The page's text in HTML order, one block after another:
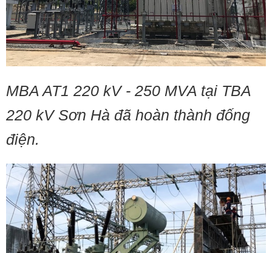
MBA AT1 220 kV - 250 MVA tại TBA
220 kV Sơn Hà đã hoàn thành đống
điện.